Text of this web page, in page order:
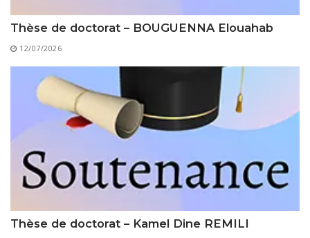
Thèse de doctorat – BOUGUENNA Elouahab
12/07/2026
Thèse de doctorat – Kamel Dine REMILI